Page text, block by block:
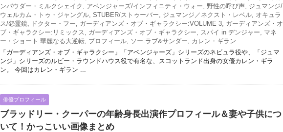
ンパウダー・ミルクシェイク , アベンジャーズ/インフィニティ・ウォー, 野性の呼び声, ジュマンジ/
ウェルカム・トゥ・ジャングル, STUBER/ストゥーバー, ジュマンジ／ネクスト・レベル, オキュラ
ス/怨霊鏡, ドクター・フー, ガーディアンズ・オブ・ギャラクシー:VOLUME 3, ガーディアンズ・オ
ブ・ギャラクシー:リミックス, ガーディアンズ・オブ・ギャラクシー, スパイ in デンジャー, マネ
ー・ショート 華麗なる大逆転, プロフィール, ソー:ラブ&サンダー, カレン・ギラン
「ガーディアンズ・オブ・ギャラクシー」「アベンジャーズ」シリーズのネビュラ役や、「ジュマ
ンジ」シリーズのルビー・ラウンドハウス役で有名な、スコットランド出身の女優カレン・ギラ
ン。 今回はカレン・ギラン ...
俳優プロフィール
ブラッドリー・クーパーの年齢身長出演作プロフィール＆妻や子供につ
いて！かっこいい画像まとめ